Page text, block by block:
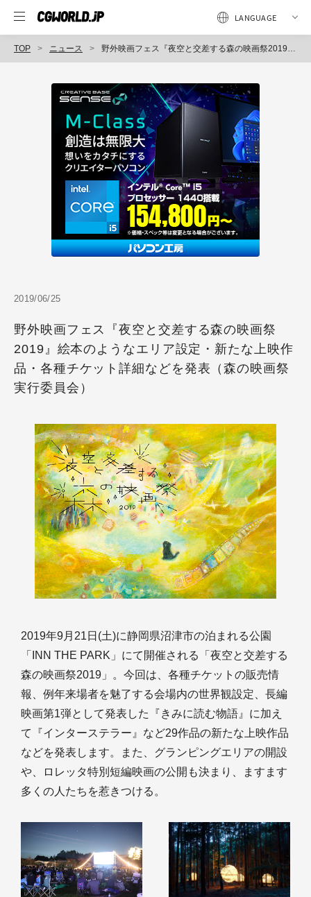
TOP ニュース 野外映画フェス『夜空と交差する森の映画祭2019』絵本のようなエリア設定・新たな上映作品・各種チケット詳細などを発表（森の映画祭実行委員会）
2019/06/25
野外映画フェス『夜空と交差する森の映画祭
2019』絵本のようなエリア設定・新たな上映作
品・各種チケット詳細などを発表（森の映画祭
実行委員会）
2019年9月21日(土)に静岡県沼津市の泊まれる公園
「INN THE PARK」にて開催される「夜空と交差する
森の映画祭2019」。今回は、各種チケットの販売情
報、例年来場者を魅了する会場内の世界観設定、長編
映画第1弾として発表した『きみに読む物語』に加え
て『インターステラー』など29作品の新たな上映作品
などを発表します。また、グランピングエリアの開設
や、ロレッタ特別短編映画の公開も決まり、ますます
多くの人たちを惹きつける。